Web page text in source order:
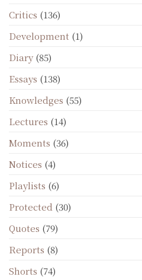
Critics (136)
Development (1)
Diary (85)
Essays (138)
Knowledges (55)
Lectures (14)
Moments (36)
Notices (4)
Playlists (6)
Protected (30)
Quotes (79)
Reports (8)
Shorts (74)